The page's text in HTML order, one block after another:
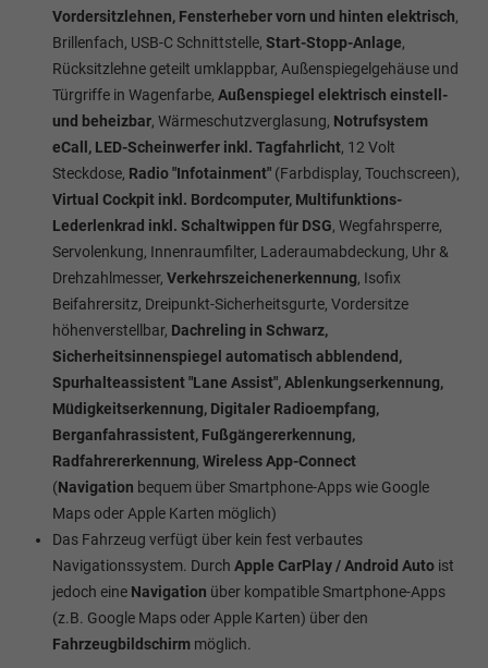
Vordersitzlehnen, Fensterheber vorn und hinten elektrisch,
Brillenfach, USB-C Schnittstelle, Start-Stopp-Anlage,
Rücksitzlehne geteilt umklappbar, Außenspiegelgehäuse und
Türgriffe in Wagenfarbe, Außenspiegel elektrisch einstell-
und beheizbar, Wärmeschutzverglasung, Notrufsystem
eCall, LED-Scheinwerfer inkl. Tagfahrlicht, 12 Volt
Steckdose, Radio "Infotainment" (Farbdisplay, Touchscreen),
Virtual Cockpit inkl. Bordcomputer, Multifunktions-
Lederlenkrad inkl. Schaltwippen für DSG, Wegfahrsperre,
Servolenkung, Innenraumfilter, Laderaumabdeckung, Uhr &
Drehzahlmesser, Verkehrszeichenerkennung, Isofix
Beifahrersitz, Dreipunkt-Sicherheitsgurte, Vordersitze
höhenverstellbar, Dachreling in Schwarz,
Sicherheitsinnenspiegel automatisch abblendend,
Spurhalteassistent "Lane Assist", Ablenkungserkennung,
Müdigkeitserkennung, Digitaler Radioempfang,
Berganfahrassistent, Fußgängererkennung,
Radfahrererkennung, Wireless App-Connect
(Navigation bequem über Smartphone-Apps wie Google
Maps oder Apple Karten möglich)
Das Fahrzeug verfügt über kein fest verbautes
Navigationssystem. Durch Apple CarPlay / Android Auto ist
jedoch eine Navigation über kompatible Smartphone-Apps
(z.B. Google Maps oder Apple Karten) über den
Fahrzeugbildschirm möglich.